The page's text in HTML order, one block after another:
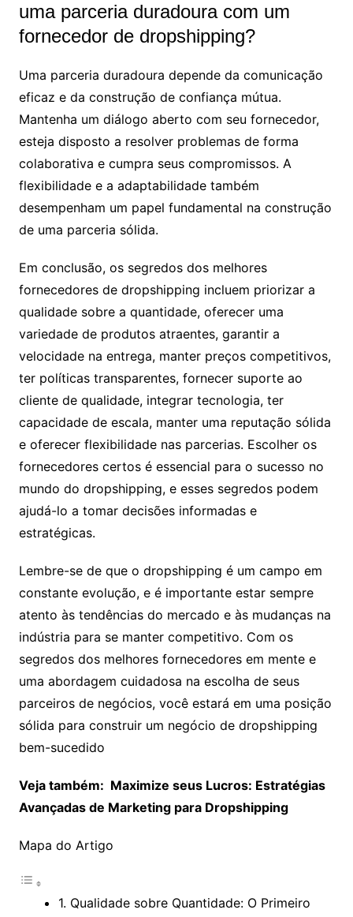
uma parceria duradoura com um
fornecedor de dropshipping?
Uma parceria duradoura depende da comunicação
eficaz e da construção de confiança mútua.
Mantenha um diálogo aberto com seu fornecedor,
esteja disposto a resolver problemas de forma
colaborativa e cumpra seus compromissos. A
flexibilidade e a adaptabilidade também
desempenham um papel fundamental na construção
de uma parceria sólida.
Em conclusão, os segredos dos melhores
fornecedores de dropshipping incluem priorizar a
qualidade sobre a quantidade, oferecer uma
variedade de produtos atraentes, garantir a
velocidade na entrega, manter preços competitivos,
ter políticas transparentes, fornecer suporte ao
cliente de qualidade, integrar tecnologia, ter
capacidade de escala, manter uma reputação sólida
e oferecer flexibilidade nas parcerias. Escolher os
fornecedores certos é essencial para o sucesso no
mundo do dropshipping, e esses segredos podem
ajudá-lo a tomar decisões informadas e
estratégicas.
Lembre-se de que o dropshipping é um campo em
constante evolução, e é importante estar sempre
atento às tendências do mercado e às mudanças na
indústria para se manter competitivo. Com os
segredos dos melhores fornecedores em mente e
uma abordagem cuidadosa na escolha de seus
parceiros de negócios, você estará em uma posição
sólida para construir um negócio de dropshipping
bem-sucedido
Veja também: Maximize seus Lucros: Estratégias
Avançadas de Marketing para Dropshipping
Mapa do Artigo
1. Qualidade sobre Quantidade: O Primeiro